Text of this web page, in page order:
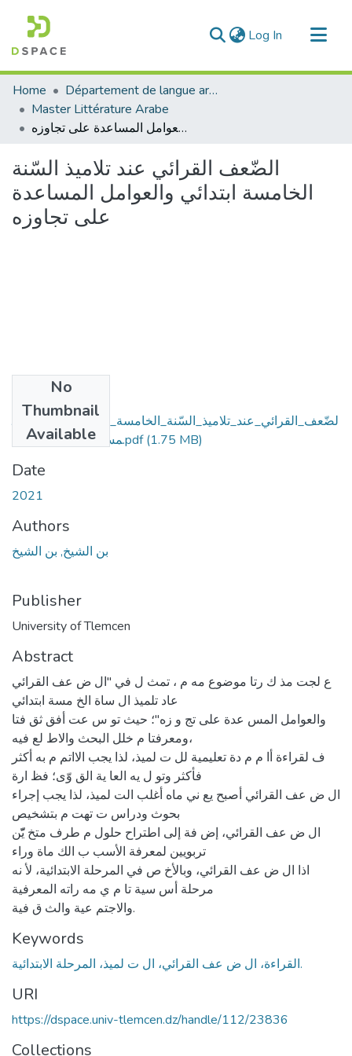
Log In (current)
Communities & Collections
All of DSpace
Statistics
Home
Département de langue arabe
Master Littérature Arabe
الضّعف القرائي عند تلاميذ السّنة الخامسة ابتدائي والعوامل المساعدة على تجاوزه
الضّعف القرائي عند تلاميذ السّنة
الخامسة ابتدائي والعوامل المساعدة
على تجاوزه
No
Thumbnail
Available
لضّعف_القرائي_عند_تلاميذ_السّنة_الخامسة_ابتدائي_والعوامل_ال
مساعدة_على_تجاوزه.pdf(1.75 MB)
Date
2021
Authors
بن الشيخ, بن الشيخ
Publisher
University of Tlemcen
Abstract
ع لجت مذ ك رتا موضوع مه م ، تمث ل في "ال ض عف القرائي
عاد تلميذ ال ساة الخ مسة ابتدائي
والعوامل المس عدة على تج و زه"؛ حيث تو س عت أفق ثق فتا
ومعرفتا م خلل البحث والاط لع فيه،
ف لقراءة أا م م دة تعليمية لل ت لميذ، لذا يجب الااتم م به أكثر
فأكثر وتو ل يه العا ية الق وّى؛ فظ ارة
ال ض عف القرائي أصبح يع ني ماه أغلب الت لميذ، لذا يجب إجراء
بحوث ودراس ت تهت م بتشخيص
ال ض عف القرائي، إض فة إلى اطتراح حلول م طرف متخ يّّن
تربويين لمعرفة الأسب ب الك ماة وراء
اذا ال ض عف القرائي، وبالأخ ص في المرحلة الابتدائية، لأ نه
مرحلة أس سية تا م ي مه راته المعرفية
والاجتم عية والث ق فية.
Keywords
القراءة، ال ض عف القرائي، ال ت لميذ، المرحلة الابتدائية.
URI
https://dspace.univ-tlemcen.dz/handle/112/23836
Collections